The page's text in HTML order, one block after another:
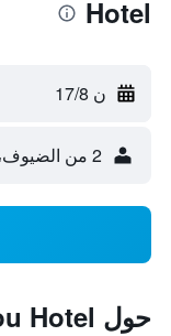
Hotel
ن 17/8
2 من الضيوف، غرفة واحدة
حول Shanghai Honglou Hotel